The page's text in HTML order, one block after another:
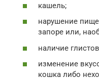
кашель;
нарушение
запоре или,
наличие
изменение
кошка либо